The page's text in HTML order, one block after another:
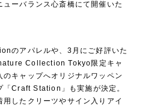
ーバランス心斎橋にて開催いた
アパレルや、3月にご好評いた
Collection Tokyo限定キャ
キャップへオリジナルワッペン
「Craft Station」も実施が決定。
したクリーツやサイン入りアイ